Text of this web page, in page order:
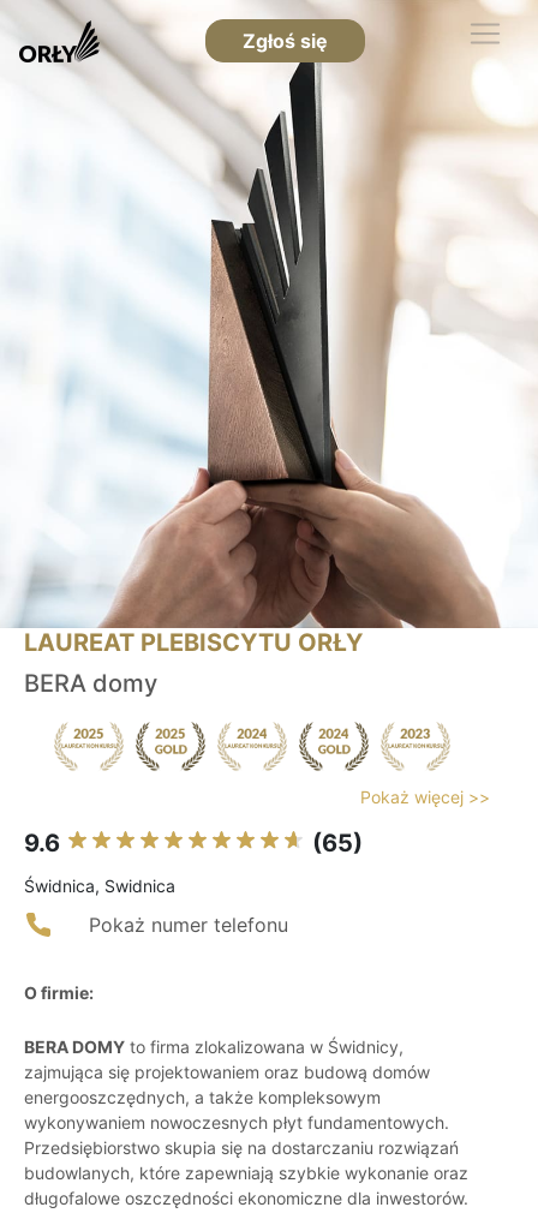
Zgłoś się
LAUREAT PLEBISCYTU ORŁY
BERA domy
Pokaż więcej >>
9.6 (65)
Świdnica, Swidnica
Pokaż numer telefonu
O firmie:
BERA DOMY to firma zlokalizowana w Świdnicy,
zajmująca się projektowaniem oraz budową domów
energooszczędnych, a także kompleksowym
wykonywaniem nowoczesnych płyt fundamentowych.
Przedsiębiorstwo skupia się na dostarczaniu rozwiązań
budowlanych, które zapewniają szybkie wykonanie oraz
długofalowe oszczędności ekonomiczne dla inwestorów.